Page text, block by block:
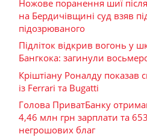
Ножове поранення шиї після
на Бердичівщині суд взяв
підозрюваного
Підліток відкрив вогонь у
Бангкока: загинули
Кріштіану Роналду показав
із Ferrari та Bugatti
Голова ПриватБанку
4,46 млн грн зарплати та
негрошових благ